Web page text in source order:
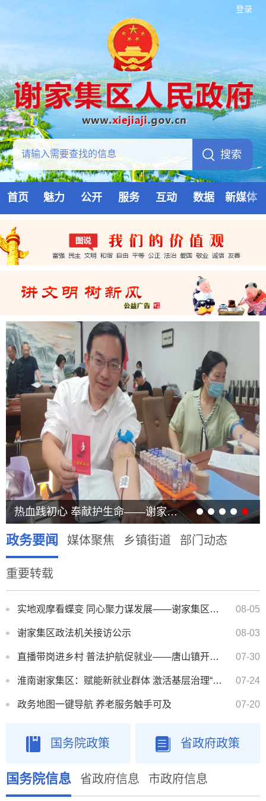
登录
首页 魅力 公开 服务 互动 数据 新媒体
热血践初心 奉献护生命——谢家集区开展2026年度无偿献血公益活动
政务要闻 媒体聚焦 乡镇街道 部门动态
重要转载
实地观摩看蝶变 同心聚力谋发展——谢家集区开展“凝聚新力量・筑梦新时代”主题活动 08-05
谢家集区政法机关接访公示 08-03
直播带岗进乡村 普法护航促就业——唐山镇开展直播带岗暨普法宣讲活动 07-30
淮南谢家集区：赋能新就业群体 激活基层治理“新”力量 07-24
政务地图一键导航 养老服务触手可及 07-20
国务院政策 省政府政策
国务院信息 省政府信息 市政府信息
李郢孜镇春申君文化园项目配套停车场工程成交结果公告 07-31